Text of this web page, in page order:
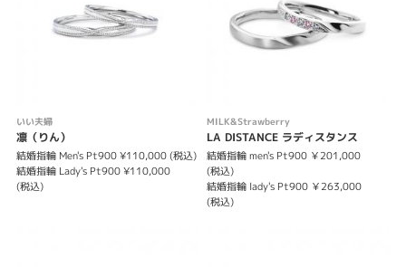
いい夫婦
凛（りん）
結婚指輪 Men's Pt900 ¥110,000 (税込)
結婚指輪 Lady's Pt900 ¥110,000
(税込)
MILK&Strawberry
LA DISTANCE ラディスタンス
結婚指輪 men's Pt900 ￥201,000
(税込)
結婚指輪 lady's Pt900 ￥263,000
(税込)